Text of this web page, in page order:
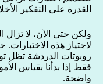
القدرة على التفكير
ولكن حتى الآن، لا تزال
لاجتياز هذه الاختبارات.
روبوتات الدردشة تظل
فقط إذا بدأنا بقياس
واضحة.